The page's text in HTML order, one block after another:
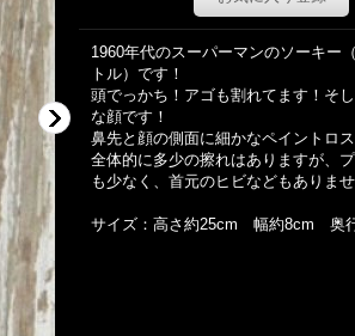
1960年代のスーパーマンのソーキー
トル）です！
頭でっかち！アゴも割れてます！そ
な顔です！
鼻先と顔の側面に細かなペイントロス
全体的に多少の擦れはありますが、
も少なく、首元のヒビなどもありませ
サイズ：高さ約25cm 幅約8cm 奥